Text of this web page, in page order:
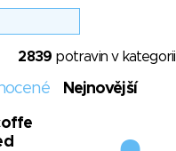
2839 potravin v kategorii
Nejnovější